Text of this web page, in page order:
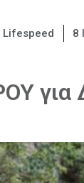
Lifespeed 8
για